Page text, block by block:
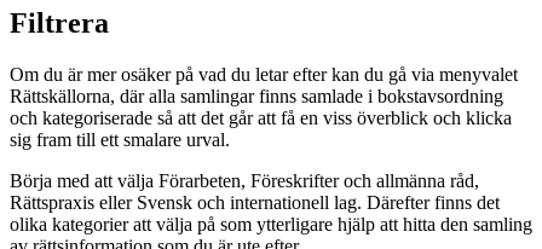
Filtrera
Om du är mer osäker på vad du letar efter kan du gå via menyvalet
Rättskällorna, där alla samlingar finns samlade i bokstavsordning
och kategoriserade så att det går att få en viss överblick och klicka
sig fram till ett smalare urval.
Börja med att välja Förarbeten, Föreskrifter och allmänna råd,
Rättspraxis eller Svensk och internationell lag. Därefter finns det
olika kategorier att välja på som ytterligare hjälp att hitta den samling